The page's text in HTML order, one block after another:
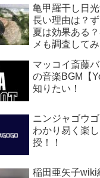
亀甲羅干し日
長い理由は？
夏は効果ある
メも調査して
マッコイ斎藤
の音楽BGM【
知りたい！
ニンジャゴウ
わかり易く楽
授！！
稲田亜矢子wiki